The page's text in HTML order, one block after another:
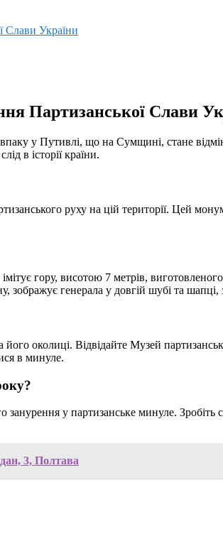
Слави України
Партизанської Слави
у Путивлі, що на Сумщині, стане
в історії країни.
руху на цій території. Цей
гору, висотою 7 метрів,
зображує генерала у довгій шубі та
околиці. Відвідайте Музей
в минуле.
занурення у партизанське минуле.
3, Полтава